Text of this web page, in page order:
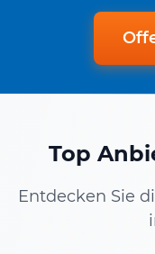
Top
Entdecken Sie